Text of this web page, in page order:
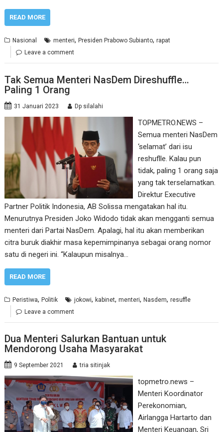
READ MORE
Nasional menteri,Presiden Prabowo Subianto,rapat
Leave a comment
Tak Semua Menteri NasDem Direshuffle…
Paling 1 Orang
31 Januari 2023 Dp silalahi
TOPMETRO.NEWS –
Semua menteri NasDem
‘selamat’ dari isu
reshuflle. Kalau pun
tidak, paling 1 orang saja
yang tak terselamatkan.
Direktur Executive
Partner Politik Indonesia, AB Solissa mengatakan hal itu.
Menurutnya Presiden Joko Widodo tidak akan mengganti semua
menteri dari Partai NasDem. Apalagi, hal itu akan memberikan
citra buruk diakhir masa kepemimpinanya sebagai orang nomor
satu di negeri ini. “Kalaupun misalnya…
READ MORE
Peristiwa,Politik jokowi,kabinet,menteri,Nasdem,resuffle
Leave a comment
Dua Menteri Salurkan Bantuan untuk
Mendorong Usaha Masyarakat
9 September 2021 tria sitinjak
topmetro.news –
Menteri Koordinator
Perekonomian,
Airlangga Hartarto dan
Menteri Keuangan, Sri